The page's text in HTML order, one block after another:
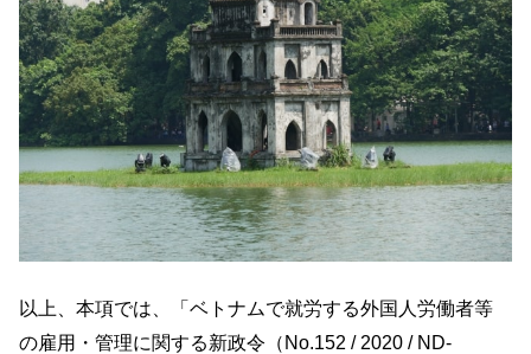
以上、本項では、
「ベトナムで就労する外国人労働者等
の雇用・管理に関する新政令（No.152 / 2020 / ND-